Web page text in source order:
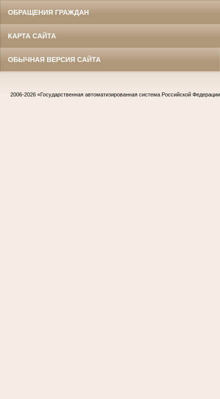
ОБРАЩЕНИЯ ГРАЖДАН
КАРТА САЙТА
ОБЫЧНАЯ ВЕРСИЯ САЙТА
2006-2026 «Государственная автоматизированная система Российской